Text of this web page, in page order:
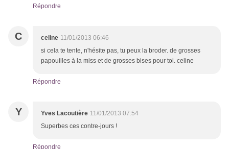
Répondre
C celine 11/01/2013 06:46
si cela te tente, n'hésite pas, tu peux la broder. de grosses
papouilles à la miss et de grosses bises pour toi. celine
Répondre
Y Yves Lacoutière 11/01/2013 07:54
Superbes ces contre-jours !
Répondre